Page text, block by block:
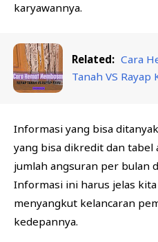
karyawannya.
Related: Cara
Tanah VS Rayap
Informasi yang bisa
yang bisa dikredit dan
jumlah angsuran per bulan
Informasi ini harus jelas
menyangkut kelancaran
kedepannya.